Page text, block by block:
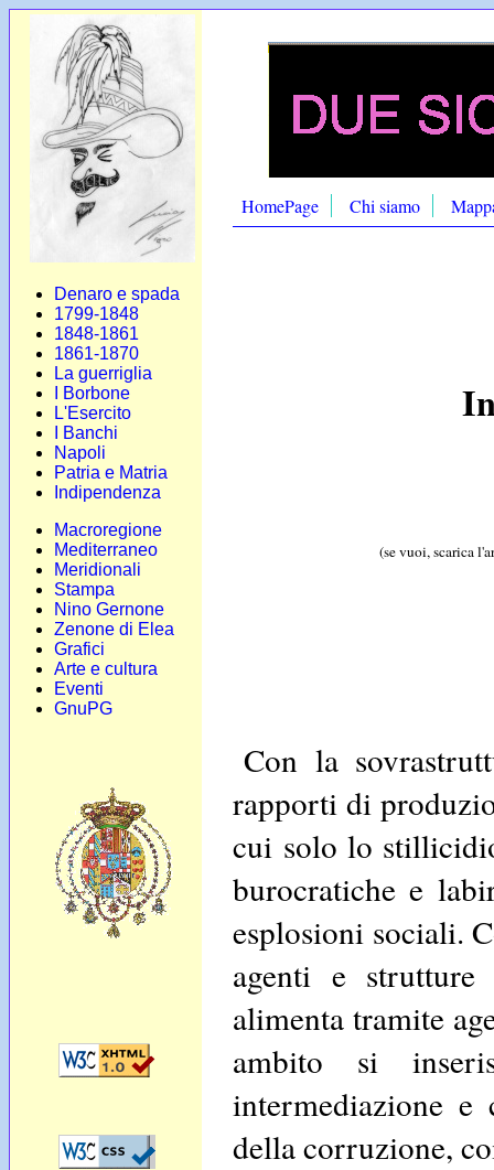
Denaro e spada
1799-1848
1848-1861
1861-1870
La guerriglia
I Borbone
L'Esercito
I Banchi
Napoli
Patria e Matria
Indipendenza
Macroregione
Mediterraneo
Meridionali
Stampa
Nino Gernone
Zenone di Elea
Grafici
Arte e cultura
Eventi
GnuPG
HomePage Chi siamo
(se vuoi, scarica
Con la
rapporti di
cui solo lo
burocratiche e
esplosioni sociali.
agenti e
alimenta tramite
ambito si
intermediazione
della corruzione,